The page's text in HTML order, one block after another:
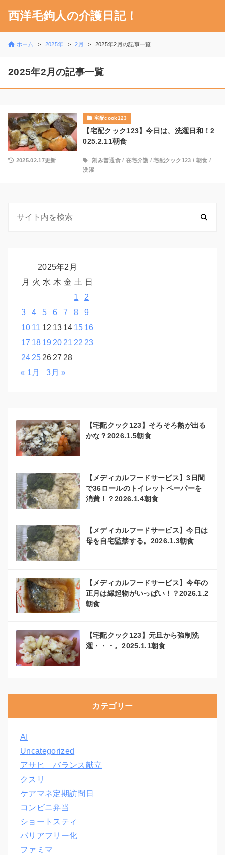
西洋毛鉤人の介護日記！
ホーム 2025年 2月 2025年2月の記事一覧
2025年2月の記事一覧
宅配cook123
【宅配クック123】今日は、洗濯日和！2
025.2.11朝食
2025.02.17更新 刻み普通食/ 在宅介護 /宅配クック123 / 朝食 /
洗濯
2025年2月
月 火 水 木 金 土 日
1
2
3
4 5 6 7 8
9
10 11 12 13 14 15 16
17 18 19 20 21 22 23
24 25 26 27 28
« 1月
3月 »
【宅配クック123】そろそろ熱が出る
かな？2026.1.5朝食
【メディカルフードサービス】3日間
で36ロールのトイレットペーパーを
消費！？2026.1.4朝食
【メディカルフードサービス】今日は
母を自宅監禁する。2026.1.3朝食
【メディカルフードサービス】今年の
正月は縁起物がいっぱい！？2026.1.2
朝食
【宅配クック123】元旦から強制洗
濯・・・。2025.1.1朝食
カテゴリー
AI
Uncategorized
アサヒ バランス献立
クスリ
ケアマネ定期訪問日
コンビニ弁当
ショートスティ
バリアフリー化
ファミマ